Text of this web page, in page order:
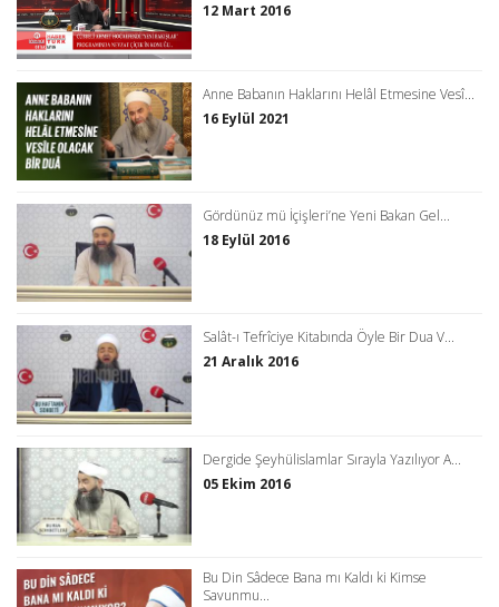
12 Mart 2016
Anne Babanın Haklarını Helâl Etmesine Vesî...
16 Eylül 2021
Gördünüz mü İçişleri’ne Yeni Bakan Gel...
18 Eylül 2016
Salât-ı Tefrîciye Kitabında Öyle Bir Dua V...
21 Aralık 2016
Dergide Şeyhülislamlar Sırayla Yazılıyor A...
05 Ekim 2016
Bu Din Sâdece Bana mı Kaldı ki Kimse
Savunmu...